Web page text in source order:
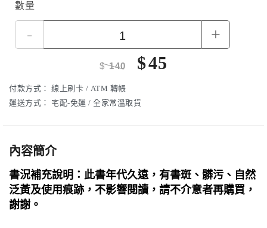
數量
- +
$140 $45
付款方式： 線上刷卡 / ATM 轉帳
運送方式：
宅配-免運 / 全家常溫取貨
內容簡介
書況補充說明：此書年代久遠，有書斑、髒污、自然
泛黃及使用痕跡，不影響閱讀，請不介意者再購買，
謝謝。